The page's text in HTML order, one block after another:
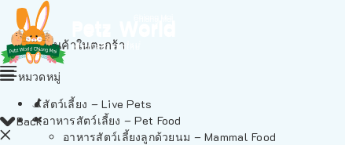
ไม่มีสินค้าในตะกร้า
Back
หมวดหมู่
สัตว์เลี้ยง – Live Pets
อาหารสัตว์เลี้ยง – Pet Food
อาหารสัตว์เลี้ยงลูกด้วยนม – Mammal Food